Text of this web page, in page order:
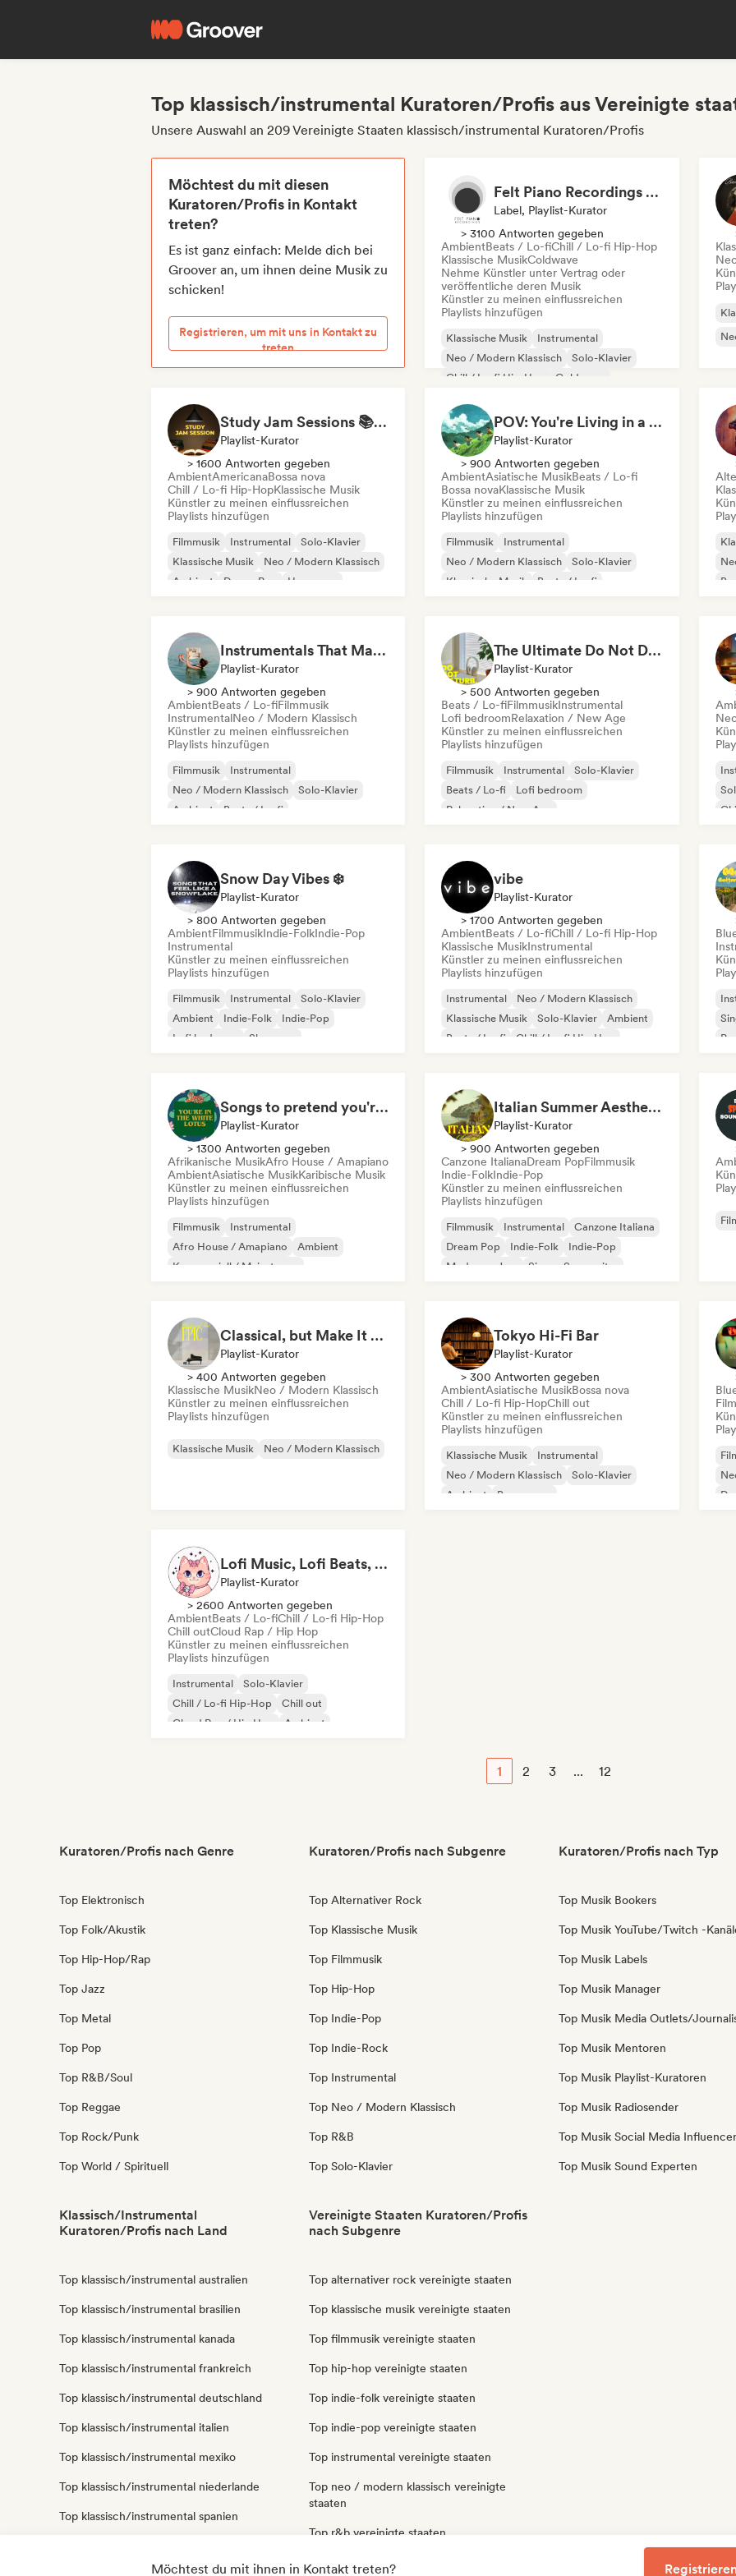
Top klassisch/instrumental Kuratoren/Profis aus Vereinigte
Unsere Auswahl an 209 Vereinigte Staaten klassisch/instrumental Kuratoren/Profis
Möchtest du mit diesen
Kuratoren/Profis in Kontakt
treten?
Es ist ganz einfach: Melde dich bei
Groover an, um ihnen deine Musik zu
schicken!
Registrieren, um mit uns in Kontakt zu
treten
Felt Piano Recordings (label, playlists)
Label, Playlist-Kurator
> 3100 Antworten gegeben
AmbientBeats / Lo-fiChill / Lo-fi Hip-Hop
Klassische MusikColdwave
Nehme Künstler unter Vertrag oder
veröffentliche deren Musik
Künstler zu meinen einflussreichen
Playlists hinzufügen
Klassische Musik
Instrumental
Neo / Modern Klassisch
Solo-Klavier
Chill / Lo-fi Hip-Hop
Coldwave
Study Jam Sessions 📚 Indie Folk, Dream Pop & Singer-Songwriter
Playlist-Kurator
> 1600 Antworten gegeben
AmbientAmericanaBossa nova
Chill / Lo-fi Hip-HopKlassische Musik
Künstler zu meinen einflussreichen
Playlists hinzufügen
Filmmusik Instrumental
Solo-Klavier
Klassische Musik
Neo / Modern Klassisch
Ambient
Dream Pop Hyperpop
POV: You're Living in a Studio Ghibli Movie 🌱 Neo-Classical Piano & Dream Pop
Playlist-Kurator
> 900 Antworten gegeben
AmbientAsiatische MusikBeats / Lo-fi
Bossa novaKlassische Musik
Künstler zu meinen einflussreichen
Playlists hinzufügen
Filmmusik
Instrumental
Neo / Modern Klassisch
Solo-Klavier
Klassische Musik
Beats / Lo-fi
Instrumentals That Make You Feel Like Floating
Playlist-Kurator
> 900 Antworten gegeben
AmbientBeats / Lo-fiFilmmusik
InstrumentalNeo / Modern Klassisch
Künstler zu meinen einflussreichen
Playlists hinzufügen
Filmmusik
Instrumental
Neo / Modern Klassisch
Solo-Klavier
Ambient
Beats / Lo-fi
The Ultimate Do Not Disturb Playlist 🔕 Neo-Classical & Ambient Piano
Playlist-Kurator
> 500 Antworten gegeben
Beats / Lo-fiFilmmusikInstrumental
Lofi bedroomRelaxation / New Age
Künstler zu meinen einflussreichen
Playlists hinzufügen
Filmmusik Instrumental
Solo-Klavier
Beats / Lo-fi
Lofi bedroom
Relaxation / New Age
Snow Day Vibes ❄️
Playlist-Kurator
> 800 Antworten gegeben
AmbientFilmmusikIndie-FolkIndie-Pop
Instrumental
Künstler zu meinen einflussreichen
Playlists hinzufügen
Filmmusik Instrumental
Solo-Klavier
Ambient
Indie-Folk
Indie-Pop
Lofi bedroom
Shoegaze
vibe
Playlist-Kurator
> 1700 Antworten gegeben
AmbientBeats / Lo-fiChill / Lo-fi Hip-Hop
Klassische MusikInstrumental
Künstler zu meinen einflussreichen
Playlists hinzufügen
Instrumental
Neo / Modern Klassisch
Klassische Musik
Solo-Klavier
Ambient
Beats / Lo-fi
Chill / Lo-fi Hip-Hop
Songs to pretend you're in The White Lotus
Playlist-Kurator
> 1300 Antworten gegeben
Afrikanische MusikAfro House / Amapiano
AmbientAsiatische MusikKaribische Musik
Künstler zu meinen einflussreichen
Playlists hinzufügen
Filmmusik
Instrumental
Afro House / Amapiano
Ambient
Kommerziell / Mainstream
Italian Summer Aesthetic
Playlist-Kurator
> 900 Antworten gegeben
Canzone ItalianaDream PopFilmmusik
Indie-FolkIndie-Pop
Künstler zu meinen einflussreichen
Playlists hinzufügen
Filmmusik Instrumental
Canzone Italiana
Dream Pop
Indie-Folk
Indie-Pop
Moderner Jazz
Singer-Songwriter
Classical, but Make It Epic
Playlist-Kurator
> 400 Antworten gegeben
Klassische MusikNeo / Modern Klassisch
Künstler zu meinen einflussreichen
Playlists hinzufügen
Klassische Musik Neo / Modern Klassisch
Tokyo Hi-Fi Bar
Playlist-Kurator
> 300 Antworten gegeben
AmbientAsiatische MusikBossa nova
Chill / Lo-fi Hip-HopChill out
Künstler zu meinen einflussreichen
Playlists hinzufügen
Klassische Musik
Instrumental
Neo / Modern Klassisch
Solo-Klavier
Ambient
Bossa nova
Lofi Music, Lofi Beats, Lofi HipHop & Study Beats
Playlist-Kurator
> 2600 Antworten gegeben
AmbientBeats / Lo-fiChill / Lo-fi Hip-Hop
Chill outCloud Rap / Hip Hop
Künstler zu meinen einflussreichen
Playlists hinzufügen
Instrumental
Solo-Klavier
Chill / Lo-fi Hip-Hop
Chill out
Cloud Rap / Hip Hop
Ambient
1 2 3 ... 12
Kuratoren/Profis nach Genre
Top Elektronisch
Top Folk/Akustik
Top Hip-Hop/Rap
Top Jazz
Top Metal
Top Pop
Top R&B/Soul
Top Reggae
Top Rock/Punk
Top World / Spirituell
Kuratoren/Profis nach Subgenre
Top Alternativer Rock
Top Klassische Musik
Top Filmmusik
Top Hip-Hop
Top Indie-Pop
Top Indie-Rock
Top Instrumental
Top Neo / Modern Klassisch
Top R&B
Top Solo-Klavier
Kuratoren/Profis nach Typ
Top Musik Bookers
Top Musik YouTube/Twitch -
Top Musik Labels
Top Musik Manager
Top Musik Media Outlets/
Top Musik Mentoren
Top Musik Playlist-Kuratoren
Top Musik Radiosender
Top Musik Social Media Influencer
Top Musik Sound Experten
Klassisch/Instrumental
Kuratoren/Profis nach Land
Top klassisch/instrumental australien
Top klassisch/instrumental brasilien
Top klassisch/instrumental kanada
Top klassisch/instrumental frankreich
Top klassisch/instrumental deutschland
Top klassisch/instrumental italien
Top klassisch/instrumental mexiko
Top klassisch/instrumental niederlande
Top klassisch/instrumental spanien
Vereinigte Staaten Kuratoren/Profis
nach Subgenre
Top alternativer rock vereinigte staaten
Top klassische musik vereinigte staaten
Top filmmusik vereinigte staaten
Top hip-hop vereinigte staaten
Top indie-folk vereinigte staaten
Top indie-pop vereinigte staaten
Top instrumental vereinigte staaten
Top neo / modern klassisch vereinigte
staaten
Top r&b vereinigte staaten
Top solo-klavier vereinigte staaten
Möchtest du mit ihnen in Kontakt treten?